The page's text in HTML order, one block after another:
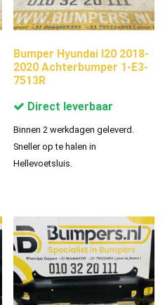
Bumper Hyundai I20 2018-
2020 Achterbumper 1-E3-
7513R
Direct leverbaar
Binnen 2 werkdagen geleverd.
Sneller op te halen in
Hellevoetsluis.